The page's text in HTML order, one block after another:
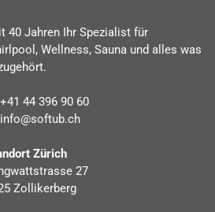
40 Jahren Ihr Spezialist für
Wellness, Sauna und alles was
+41 44 396 90 60
info@softub.ch
Zürich
27
Zollikerberg